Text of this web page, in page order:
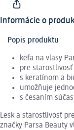
Informácie o
Popis produktu
kefa na vlasy
pre starostlivosť
s keratínom a
umožňuje
s česaním
Lesk a starostlivosť
značky Parsa Beauty